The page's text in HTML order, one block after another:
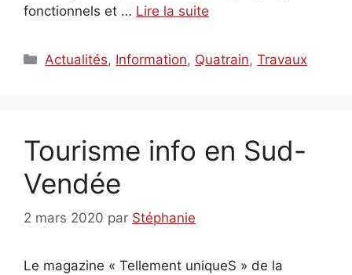
fonctionnels et … Lire la suite
Catégories
Actualités, Information, Quatrain,Travaux
Tourisme info en Sud-
Vendée
2 mars 2020 par Stéphanie
Le magazine « Tellement uniqueS » de la